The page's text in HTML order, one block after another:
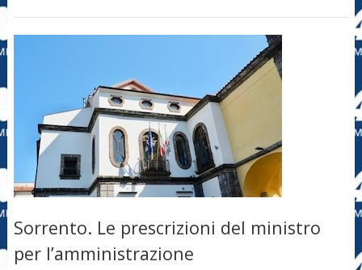
Sorrento. Le prescrizioni del ministro
per l’amministrazione